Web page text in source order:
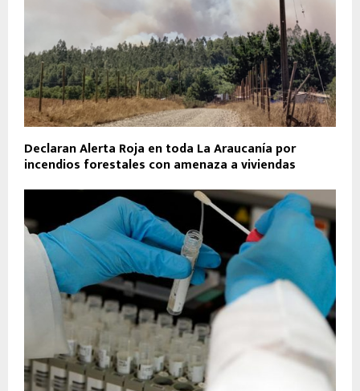
Declaran Alerta Roja en toda La Araucanía por
incendios forestales con amenaza a viviendas